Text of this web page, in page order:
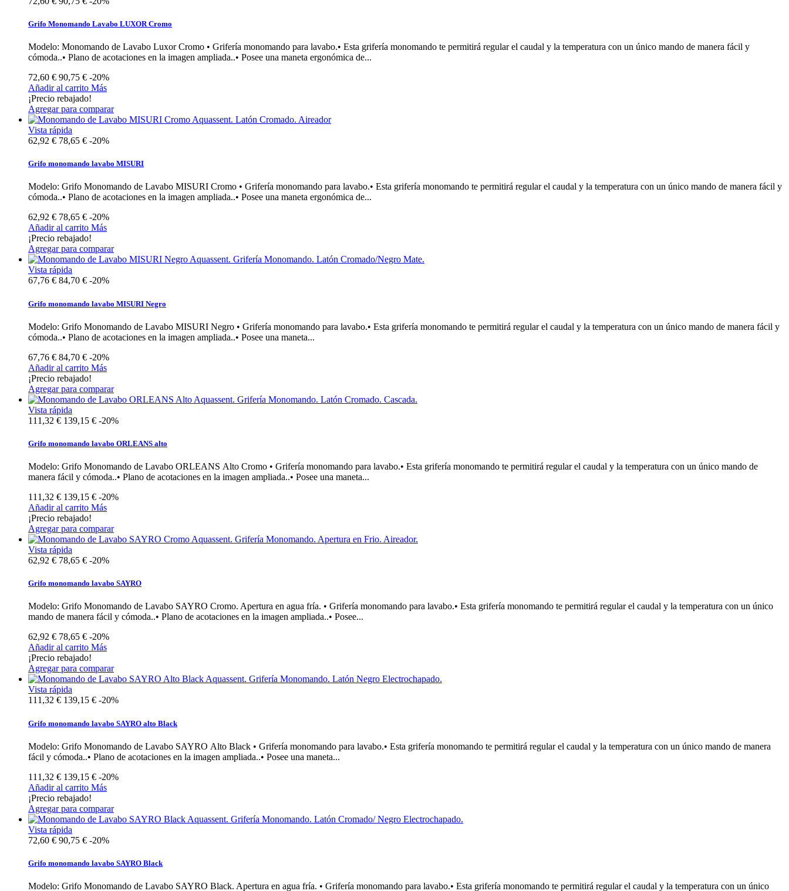
Grifo Monomando Lavabo LUXOR Cromo
Modelo: Monomando de Lavabo Luxor Cromo • Grifería monomando para lavabo.• Esta grifería monomando te permitirá regular el caudal y la temperatura con un único mando de manera fácil y
cómoda..• Plano de acotaciones en la imagen ampliada..• Posee una maneta ergonómica de...
72,60 € 90,75 € -20%
Añadir al carrito Más
¡Precio rebajado!
Agregar para comparar
Vista rápida
62,92 € 78,65 € -20%
Grifo monomando lavabo MISURI
Modelo: Grifo Monomando de Lavabo MISURI Cromo • Grifería monomando para lavabo.• Esta grifería monomando te permitirá regular el caudal y la temperatura con un único mando de manera fácil y
cómoda..• Plano de acotaciones en la imagen ampliada..• Posee una maneta ergonómica de...
62,92 € 78,65 € -20%
Añadir al carrito Más
¡Precio rebajado!
Agregar para comparar
Vista rápida
67,76 € 84,70 € -20%
Grifo monomando lavabo MISURI Negro
Modelo: Grifo Monomando de Lavabo MISURI Negro • Grifería monomando para lavabo.• Esta grifería monomando te permitirá regular el caudal y la temperatura con un único mando de manera fácil y
cómoda..• Plano de acotaciones en la imagen ampliada..• Posee una maneta...
67,76 € 84,70 € -20%
Añadir al carrito Más
¡Precio rebajado!
Agregar para comparar
Vista rápida
111,32 € 139,15 € -20%
Grifo monomando lavabo ORLEANS alto
Modelo: Grifo Monomando de Lavabo ORLEANS Alto Cromo • Grifería monomando para lavabo.• Esta grifería monomando te permitirá regular el caudal y la temperatura con un único mando de
manera fácil y cómoda..• Plano de acotaciones en la imagen ampliada..• Posee una maneta...
111,32 € 139,15 € -20%
Añadir al carrito Más
¡Precio rebajado!
Agregar para comparar
Vista rápida
62,92 € 78,65 € -20%
Grifo monomando lavabo SAYRO
Modelo: Grifo Monomando de Lavabo SAYRO Cromo. Apertura en agua fría. • Grifería monomando para lavabo.• Esta grifería monomando te permitirá regular el caudal y la temperatura con un único
mando de manera fácil y cómoda..• Plano de acotaciones en la imagen ampliada..• Posee...
62,92 € 78,65 € -20%
Añadir al carrito Más
¡Precio rebajado!
Agregar para comparar
Vista rápida
111,32 € 139,15 € -20%
Grifo monomando lavabo SAYRO alto Black
Modelo: Grifo Monomando de Lavabo SAYRO Alto Black • Grifería monomando para lavabo.• Esta grifería monomando te permitirá regular el caudal y la temperatura con un único mando de manera
fácil y cómoda..• Plano de acotaciones en la imagen ampliada..• Posee una maneta...
111,32 € 139,15 € -20%
Añadir al carrito Más
¡Precio rebajado!
Agregar para comparar
Vista rápida
72,60 € 90,75 € -20%
Grifo monomando lavabo SAYRO Black
Modelo: Grifo Monomando de Lavabo SAYRO Black. Apertura en agua fría. • Grifería monomando para lavabo.• Esta grifería monomando te permitirá regular el caudal y la temperatura con un único